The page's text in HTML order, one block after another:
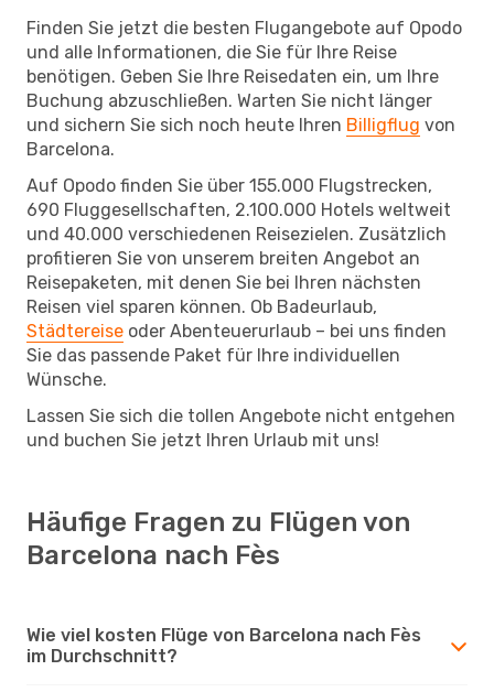
Finden Sie jetzt die besten Flugangebote auf Opodo
und alle Informationen, die Sie für Ihre Reise
benötigen. Geben Sie Ihre Reisedaten ein, um Ihre
Buchung abzuschließen. Warten Sie nicht länger
und sichern Sie sich noch heute Ihren Billigflug von
Barcelona.
Auf Opodo finden Sie über 155.000 Flugstrecken,
690 Fluggesellschaften, 2.100.000 Hotels weltweit
und 40.000 verschiedenen Reisezielen. Zusätzlich
profitieren Sie von unserem breiten Angebot an
Reisepaketen, mit denen Sie bei Ihren nächsten
Reisen viel sparen können. Ob Badeurlaub,
Städtereise oder Abenteuerurlaub – bei uns finden
Sie das passende Paket für Ihre individuellen
Wünsche.
Lassen Sie sich die tollen Angebote nicht entgehen
und buchen Sie jetzt Ihren Urlaub mit uns!
Häufige Fragen zu Flügen von
Barcelona nach Fès
Wie viel kosten Flüge von Barcelona nach Fès
im Durchschnitt?